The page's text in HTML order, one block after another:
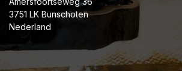
3751 LK Bunschoten
Nederland